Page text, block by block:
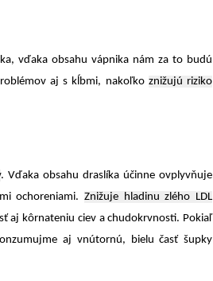
vďaka obsahu vápnika nám za to budú
aj s kĺbmi, nakoľko znižujú riziko
. Vďaka obsahu draslíka účinne ovplyvňuje
ochoreniami. Znižuje hladinu zlého LDL
aj kôrnateniu ciev a chudokrvnosti. Pokiaľ
aj vnútornú, bielu časť šupky